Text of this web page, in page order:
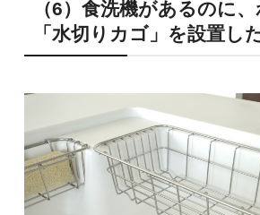
（6）食洗機があるのに
「水切りカゴ」を設置し